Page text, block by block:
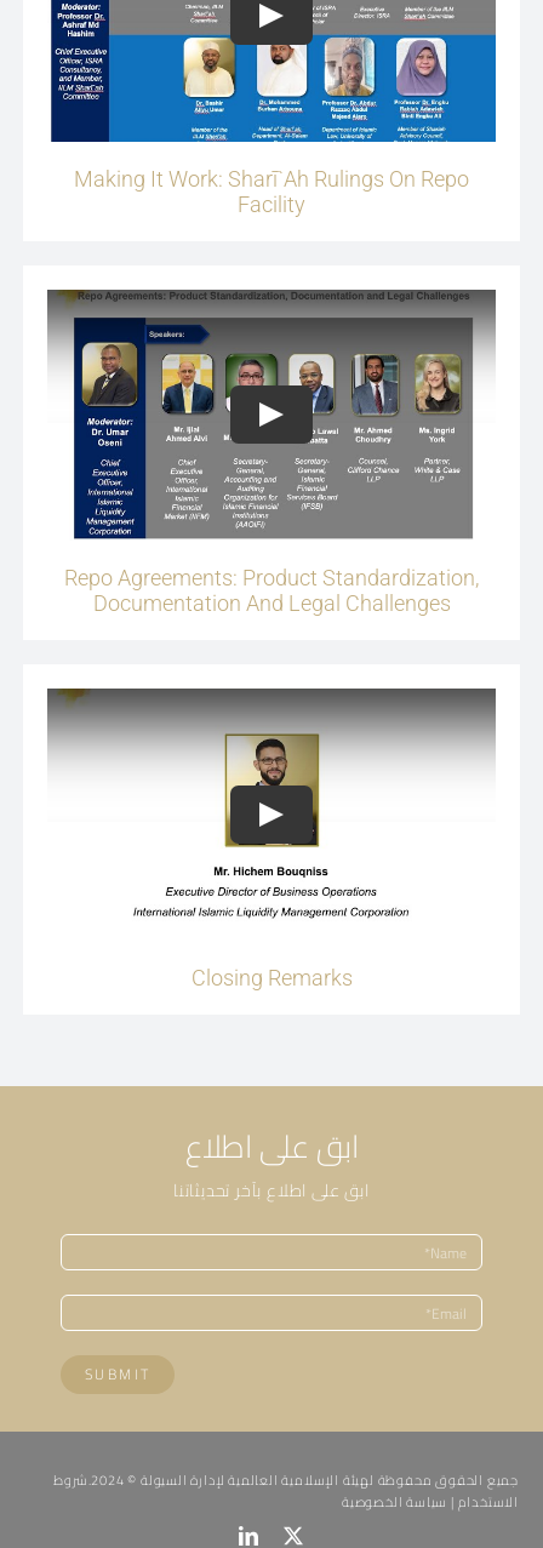
Play
Making It Work: Sharī`ah Rulings On Repo
Facility
Play
Repo Agreements: Product Standardization,
Documentation And Legal Challenges
Play
Closing Remarks
ابق على اطلاع
ابق على اطلاع بآخر تحديثاتنا
SUBMIT
جميع الحقوق محفوظة لهيئة الإسلامية العالمية لإدارة السيولة © 2024.
شروط
الاستخدام | سياسة الخصوصية